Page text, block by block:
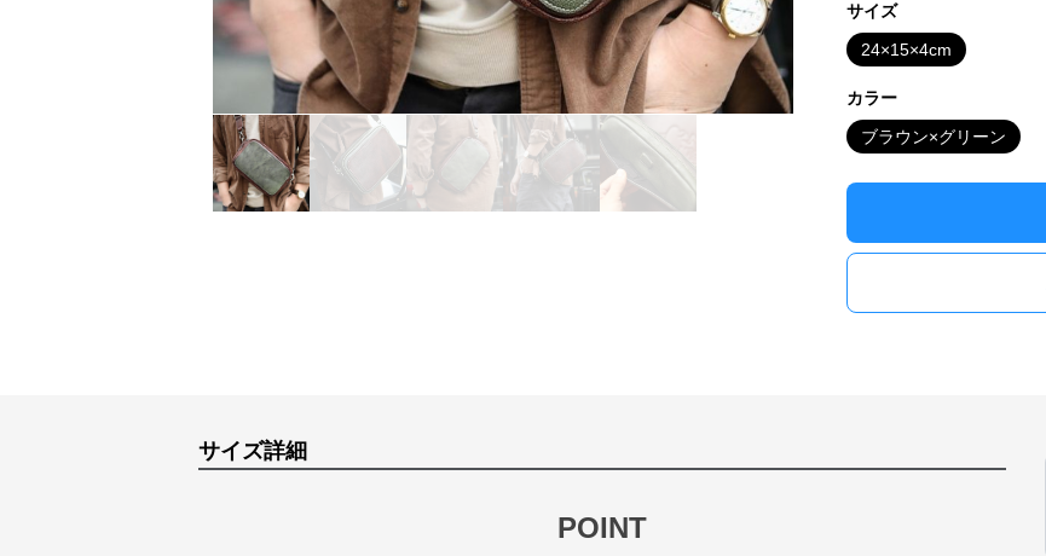
サイズ
24×15×4cm
カラー
ブラウン×グリーン
サイズ詳細
POINT